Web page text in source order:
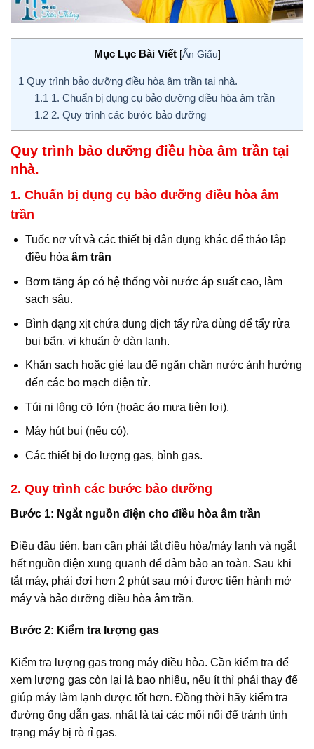
Mục Lục Bài Viết [Ẩn Giấu]
1 Quy trình bảo dưỡng điều hòa âm trần tại nhà.
1.1 1. Chuẩn bị dụng cụ bảo dưỡng điều hòa âm trần
1.22. Quy trình các bước bảo dưỡng
Quy trình bảo dưỡng điều hòa âm trần tại
nhà.
1. Chuẩn bị dụng cụ bảo dưỡng điều hòa âm
trần
Tuốc nơ vít và các thiết bị dân dụng khác để tháo lắp
điều hòa âm trần
Bơm tăng áp có hệ thống vòi nước áp suất cao, làm
sạch sâu.
Bình dạng xịt chứa dung dịch tẩy rửa dùng để tẩy rửa
bụi bẩn, vi khuẩn ở dàn lạnh.
Khăn sạch hoặc giẻ lau để ngăn chặn nước ảnh hưởng
đến các bo mạch điện tử.
Túi ni lông cỡ lớn (hoặc áo mưa tiện lợi).
Máy hút bụi (nếu có).
Các thiết bị đo lượng gas, bình gas.
2. Quy trình các bước bảo dưỡng
Bước 1: Ngắt nguồn điện cho điều hòa âm trần
Điều đầu tiên, bạn cần phải tắt điều hòa/máy lạnh và ngắt
hết nguồn điện xung quanh để đảm bảo an toàn. Sau khi
tắt máy, phải đợi hơn 2 phút sau mới được tiến hành mở
máy và bảo dưỡng điều hòa âm trần.
Bước 2: Kiểm tra lượng gas
Kiểm tra lượng gas trong máy điều hòa. Cần kiểm tra để
xem lượng gas còn lại là bao nhiêu, nếu ít thì phải thay để
giúp máy làm lạnh được tốt hơn. Đồng thời hãy kiểm tra
đường ống dẫn gas, nhất là tại các mối nối để tránh tình
trạng máy bị rò rỉ gas.